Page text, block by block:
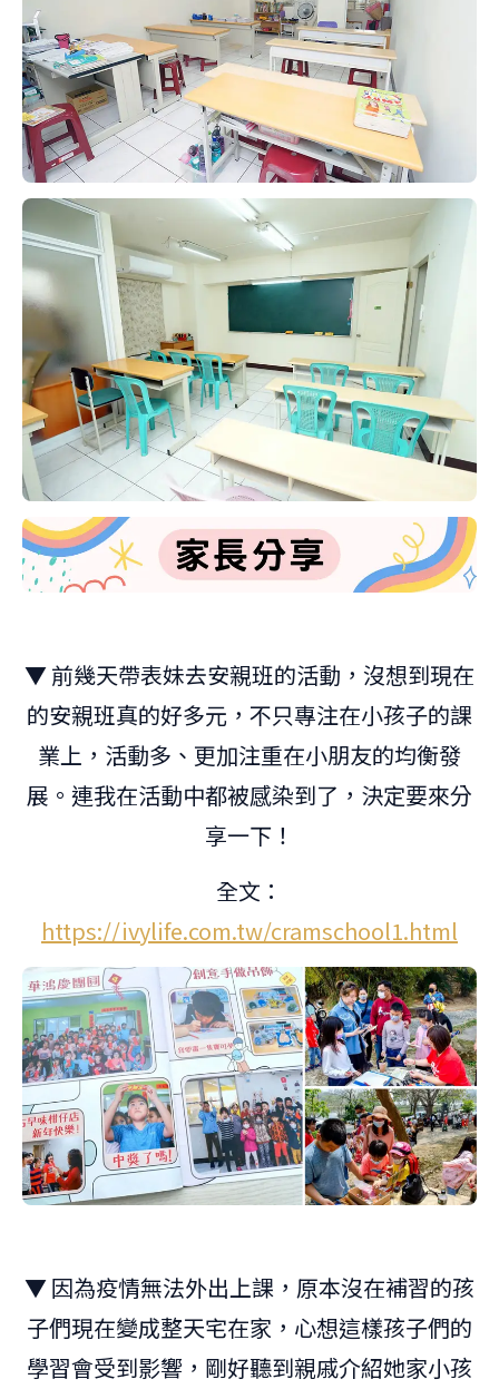
▼ 前幾天帶表妹去安親班的活動，沒想到現在
的安親班真的好多元，不只專注在小孩子的課
業上，活動多、更加注重在小朋友的均衡發
展。連我在活動中都被感染到了，決定要來分
享一下！
全文：
https://ivylife.com.tw/cramschool1.html
▼ 因為疫情無法外出上課，原本沒在補習的孩
子們現在變成整天宅在家，心想這樣孩子們的
學習會受到影響，剛好聽到親戚介紹她家小孩